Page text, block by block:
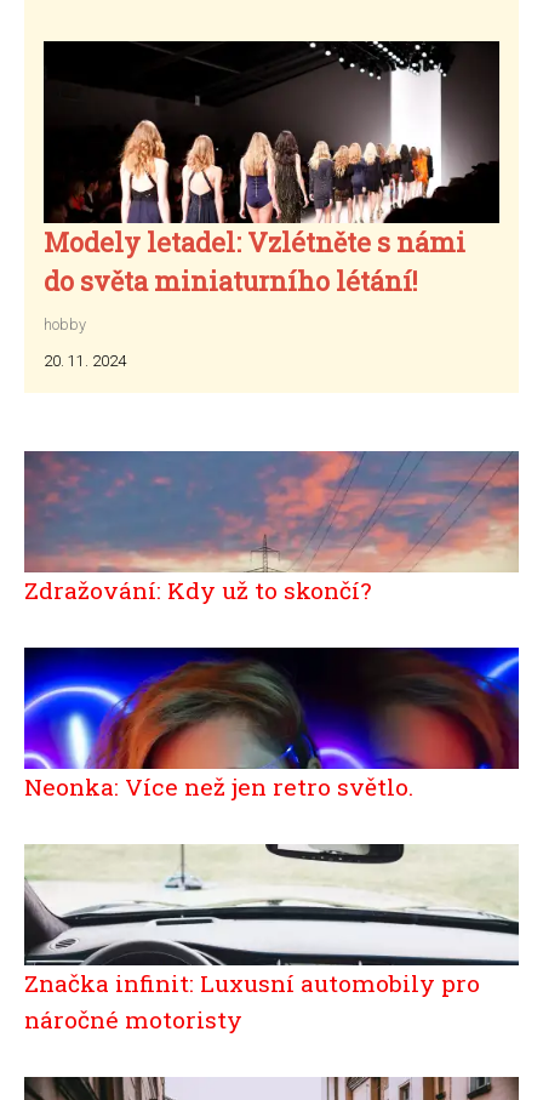
Modely letadel: Vzlétněte s námi
do světa miniaturního létání!
hobby
20. 11. 2024
Zdražování: Kdy už to skončí?
Neonka: Více než jen retro světlo.
Značka infinit: Luxusní automobily pro
náročné motoristy